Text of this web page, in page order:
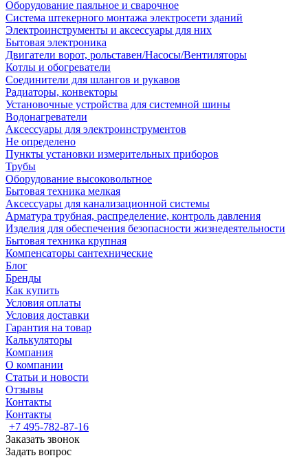
Оборудование паяльное и сварочное
Система штекерного монтажа электросети зданий
Электроинструменты и аксессуары для них
Бытовая электроника
Двигатели ворот, рольставен/Насосы/Вентиляторы
Котлы и обогреватели
Соединители для шлангов и рукавов
Радиаторы, конвекторы
Установочные устройства для системной шины
Водонагреватели
Аксессуары для электроинструментов
Не определено
Пункты установки измерительных приборов
Трубы
Оборудование высоковольтное
Бытовая техника мелкая
Аксессуары для канализационной системы
Арматура трубная, распределение, контроль давления
Изделия для обеспечения безопасности жизнедеятельности
Бытовая техника крупная
Компенсаторы сантехнические
Блог
Бренды
Как купить
Условия оплаты
Условия доставки
Гарантия на товар
Калькуляторы
Компания
О компании
Статьи и новости
Отзывы
Контакты
Контакты
+7 495-782-87-16
Заказать звонок
Задать вопрос